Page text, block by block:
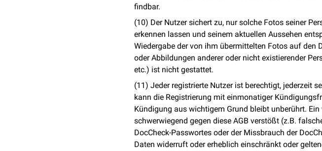
findbar.
(10) Der Nutzer sichert zu, nur solche Fotos seiner
erkennen lassen und seinem aktuellen Aussehen
Wiedergabe der von ihm übermittelten Fotos auf den
oder Abbildungen anderer oder nicht existierender
etc.) ist nicht gestattet.
(11) Jeder registrierte Nutzer ist berechtigt, jederzeit
kann die Registrierung mit einmonatiger
Kündigung aus wichtigem Grund bleibt unberührt.
schwerwiegend gegen diese AGB verstößt (z.B.
DocCheck-Passwortes oder der Missbrauch der
Daten widerruft oder erheblich einschränkt oder